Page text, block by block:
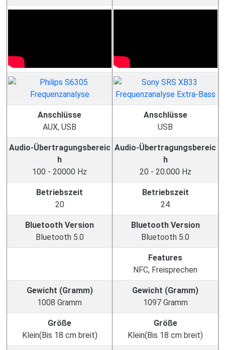
Anschlüsse
AUX, USB
Anschlüsse
USB
Audio-Übertragungsbereic
h
100 - 20000 Hz
Audio-Übertragungsbereic
h
20 - 20.000 Hz
Betriebszeit
20
Betriebszeit
24
Bluetooth Version
Bluetooth 5.0
Bluetooth Version
Bluetooth 5.0
Features
NFC, Freisprechen
Gewicht (Gramm)
1008 Gramm
Gewicht (Gramm)
1097 Gramm
Größe
Klein(Bis 18 cm breit)
Größe
Klein(Bis 18 cm breit)